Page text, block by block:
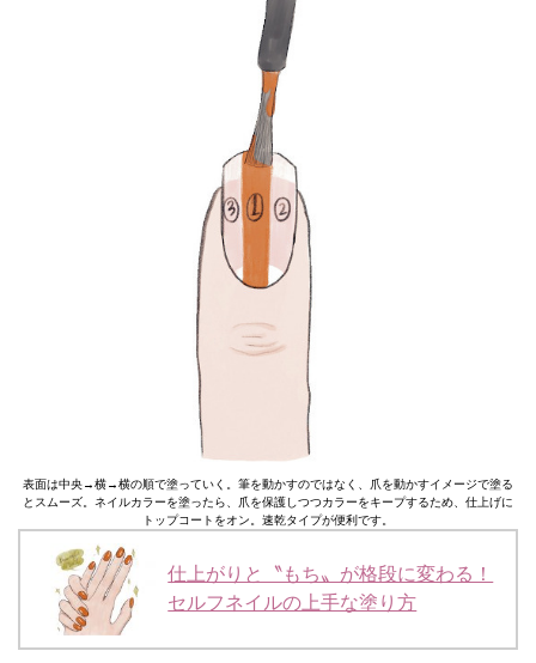
表面は中央→横→横の順で塗っていく。筆を動かすのではなく、爪を動かすイメージで塗る
とスムーズ。ネイルカラーを塗ったら、爪を保護しつつカラーをキープするため、仕上げに
トップコートをオン。速乾タイプが便利です。
仕上がりと〝もち〟が格段に変わる！
セルフネイルの上手な塗り方